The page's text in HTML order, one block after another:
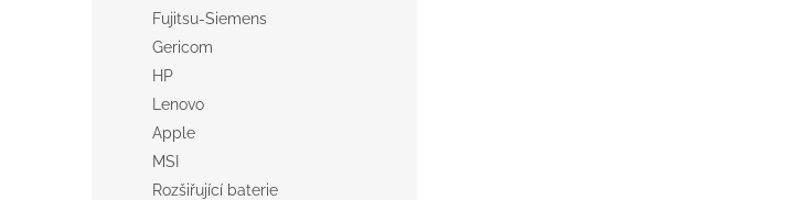
Fujitsu-Siemens
Gericom
HP
Lenovo
Apple
MSI
Rozšiřující baterie